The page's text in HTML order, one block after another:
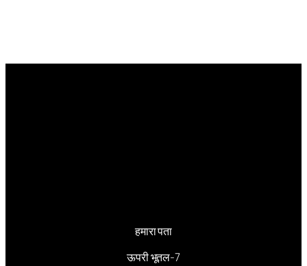
हमारा पता
ऊपरी भूतल-7